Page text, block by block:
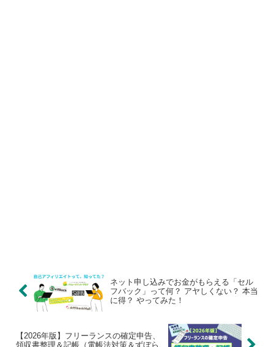
ネット申し込みでお金がもらえる「セル
フバック」って何？ アヤしくない？ 本当
に得？ やってみた！
【2026年版】フリーランスの確定申告、
領収書整理＆記帳（電帳法対策＆ずぼら